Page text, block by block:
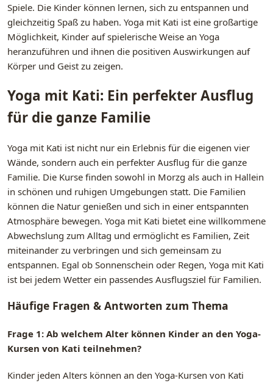
Spiele. Die Kinder können lernen, sich zu entspannen und
gleichzeitig Spaß zu haben. Yoga mit Kati ist eine großartige
Möglichkeit, Kinder auf spielerische Weise an Yoga
heranzuführen und ihnen die positiven Auswirkungen auf
Körper und Geist zu zeigen.
Yoga mit Kati: Ein perfekter Ausflug
für die ganze Familie
Yoga mit Kati ist nicht nur ein Erlebnis für die eigenen vier
Wände, sondern auch ein perfekter Ausflug für die ganze
Familie. Die Kurse finden sowohl in Morzg als auch in Hallein
in schönen und ruhigen Umgebungen statt. Die Familien
können die Natur genießen und sich in einer entspannten
Atmosphäre bewegen. Yoga mit Kati bietet eine willkommene
Abwechslung zum Alltag und ermöglicht es Familien, Zeit
miteinander zu verbringen und sich gemeinsam zu
entspannen. Egal ob Sonnenschein oder Regen, Yoga mit Kati
ist bei jedem Wetter ein passendes Ausflugsziel für Familien.
Häufige Fragen & Antworten zum Thema
Frage 1: Ab welchem Alter können Kinder an den Yoga-
Kursen von Kati teilnehmen?
Kinder jeden Alters können an den Yoga-Kursen von Kati